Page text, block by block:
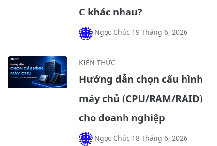
C khác nhau?
Ngọc Chúc 19 Tháng 6, 2026
KIẾN THỨC
Hướng dẫn chọn cấu hình
máy chủ (CPU/RAM/RAID)
cho doanh nghiệp
Ngọc Chúc 18 Tháng 6, 2026